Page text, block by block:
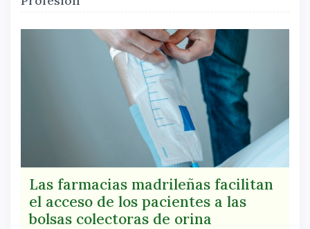
Las farmacias madrileñas facilitan
el acceso de los pacientes a las
bolsas colectoras de orina